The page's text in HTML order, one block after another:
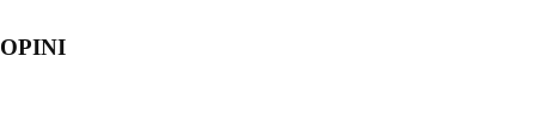
OPINI